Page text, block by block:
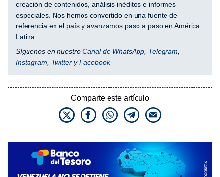
creación de contenidos, análisis inéditos e informes
especiales. Nos hemos convertido en una fuente de
referencia en el país y avanzamos paso a paso en América
Latina.
Síguenos en nuestro Canal de WhatsApp, Telegram,
Instagram, Twitter yFacebook
Comparte este artículo